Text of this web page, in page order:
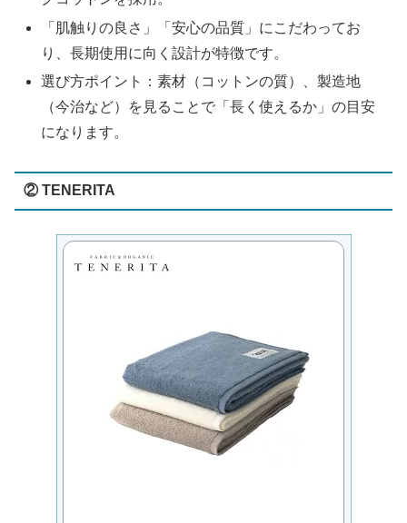
「肌触りの良さ」「安心の品質」にこだわってお
り、長期使用に向く設計が特徴です。
選び方ポイント：素材（コットンの質）、製造地
（今治など）を見ることで「長く使えるか」の目安
になります。
② TENERITA